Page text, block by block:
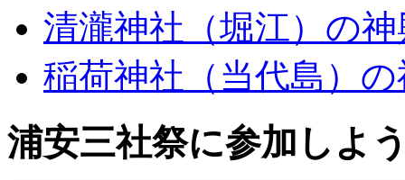
清瀧神社（堀江）の
稲荷神社（当代島）
浦安三社祭に参加しよ